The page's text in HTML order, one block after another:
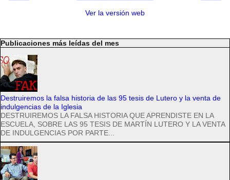
Ver la versión web
Publicaciones más leídas del mes
Destruiremos la falsa historia de las 95 tesis de Lutero y la venta de
indulgencias de la Iglesia
DESTRUIREMOS LA FALSA HISTORIA QUE APRENDISTE EN LA
ESCUELA, SOBRE LAS 95 TESIS DE MARTÍN LUTERO Y LA VENTA
DE INDULGENCIAS POR PARTE...